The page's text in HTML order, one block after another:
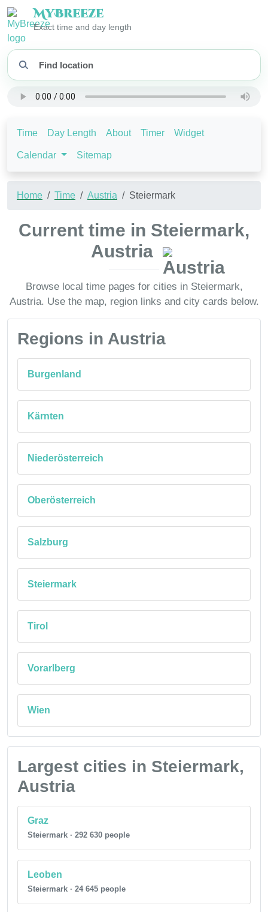
MyBreeze
Exact time and day length
Time Day Length About Timer Widget
Calendar Sitemap
Home Time Austria Steiermark
Current time in Steiermark,
Austria
Browse local time pages for cities in Steiermark,
Austria. Use the map, region links and city cards below.
Regions in Austria
Burgenland
Kärnten
Niederösterreich
Oberösterreich
Salzburg
Steiermark
Tirol
Vorarlberg
Wien
Largest cities in Steiermark,
Austria
Graz
Steiermark · 292 630 people
Leoben
Steiermark · 24 645 people